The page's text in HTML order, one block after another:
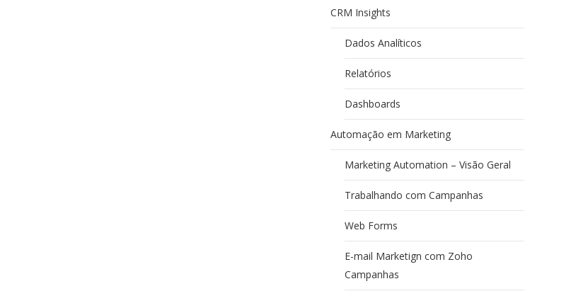
CRM Insights
Dados Analíticos
Relatórios
Dashboards
Automação em Marketing
Marketing Automation – Visão Geral
Trabalhando com Campanhas
Web Forms
E-mail Marketign com Zoho
Campanhas